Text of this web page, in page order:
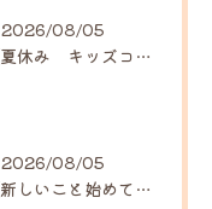
2026/08/05
【夏休み キッズコース】｜ひだまり近江八幡教室
2026/08/05
【新しいこと始めてみませんか？】ひだまり高島教室